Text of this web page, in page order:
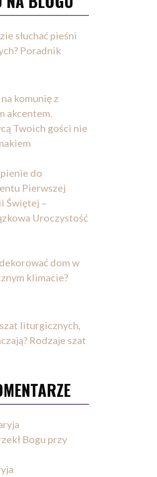
słuchać pieśni
Poradnik
komunię z
akcentem.
Twoich gości nie
do
Pierwszej
Świętej –
Uroczystość
dom w
klimacie?
liturgicznych,
Rodzaje szat
Bogu przy